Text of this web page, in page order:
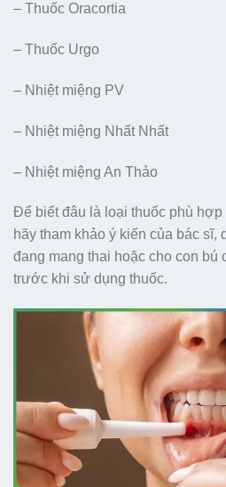
– Thuốc Oracortia
– Thuốc Urgo
– Nhiệt miệng PV
– Nhiệt miệng Nhất Nhất
– Nhiệt miệng An Thảo
Để biết đâu là loại thuốc phù
hãy tham khảo ý kiến của bác
đang mang thai hoặc cho con bú
trước khi sử dụng thuốc.